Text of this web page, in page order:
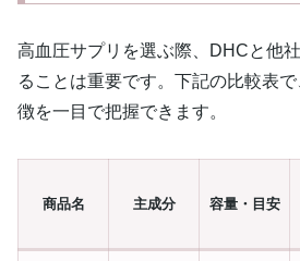
高血圧サプリを選ぶ際、DHCと他
ることは重要です。下記の比較表
徴を一目で把握できます。
商品名 主成分 容量・目安